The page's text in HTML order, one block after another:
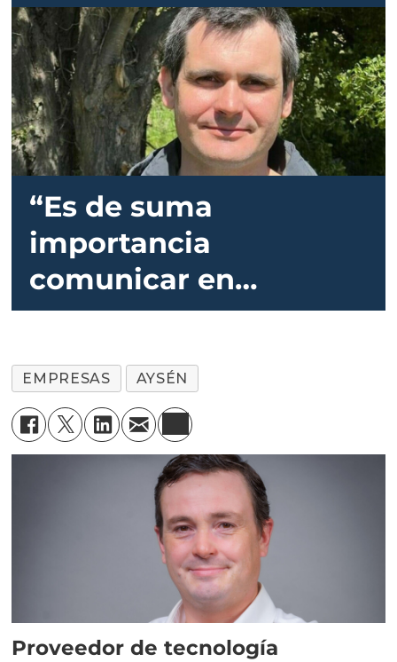
“Es de suma
importancia
comunicar en
Coyhaique los avances
EMPRESAS AYSÉN
Proveedor de tecnología